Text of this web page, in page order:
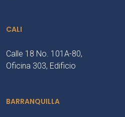
CALI
Calle 18 No. 101A-80,
Oficina 303, Edificio
BARRANQUILLA